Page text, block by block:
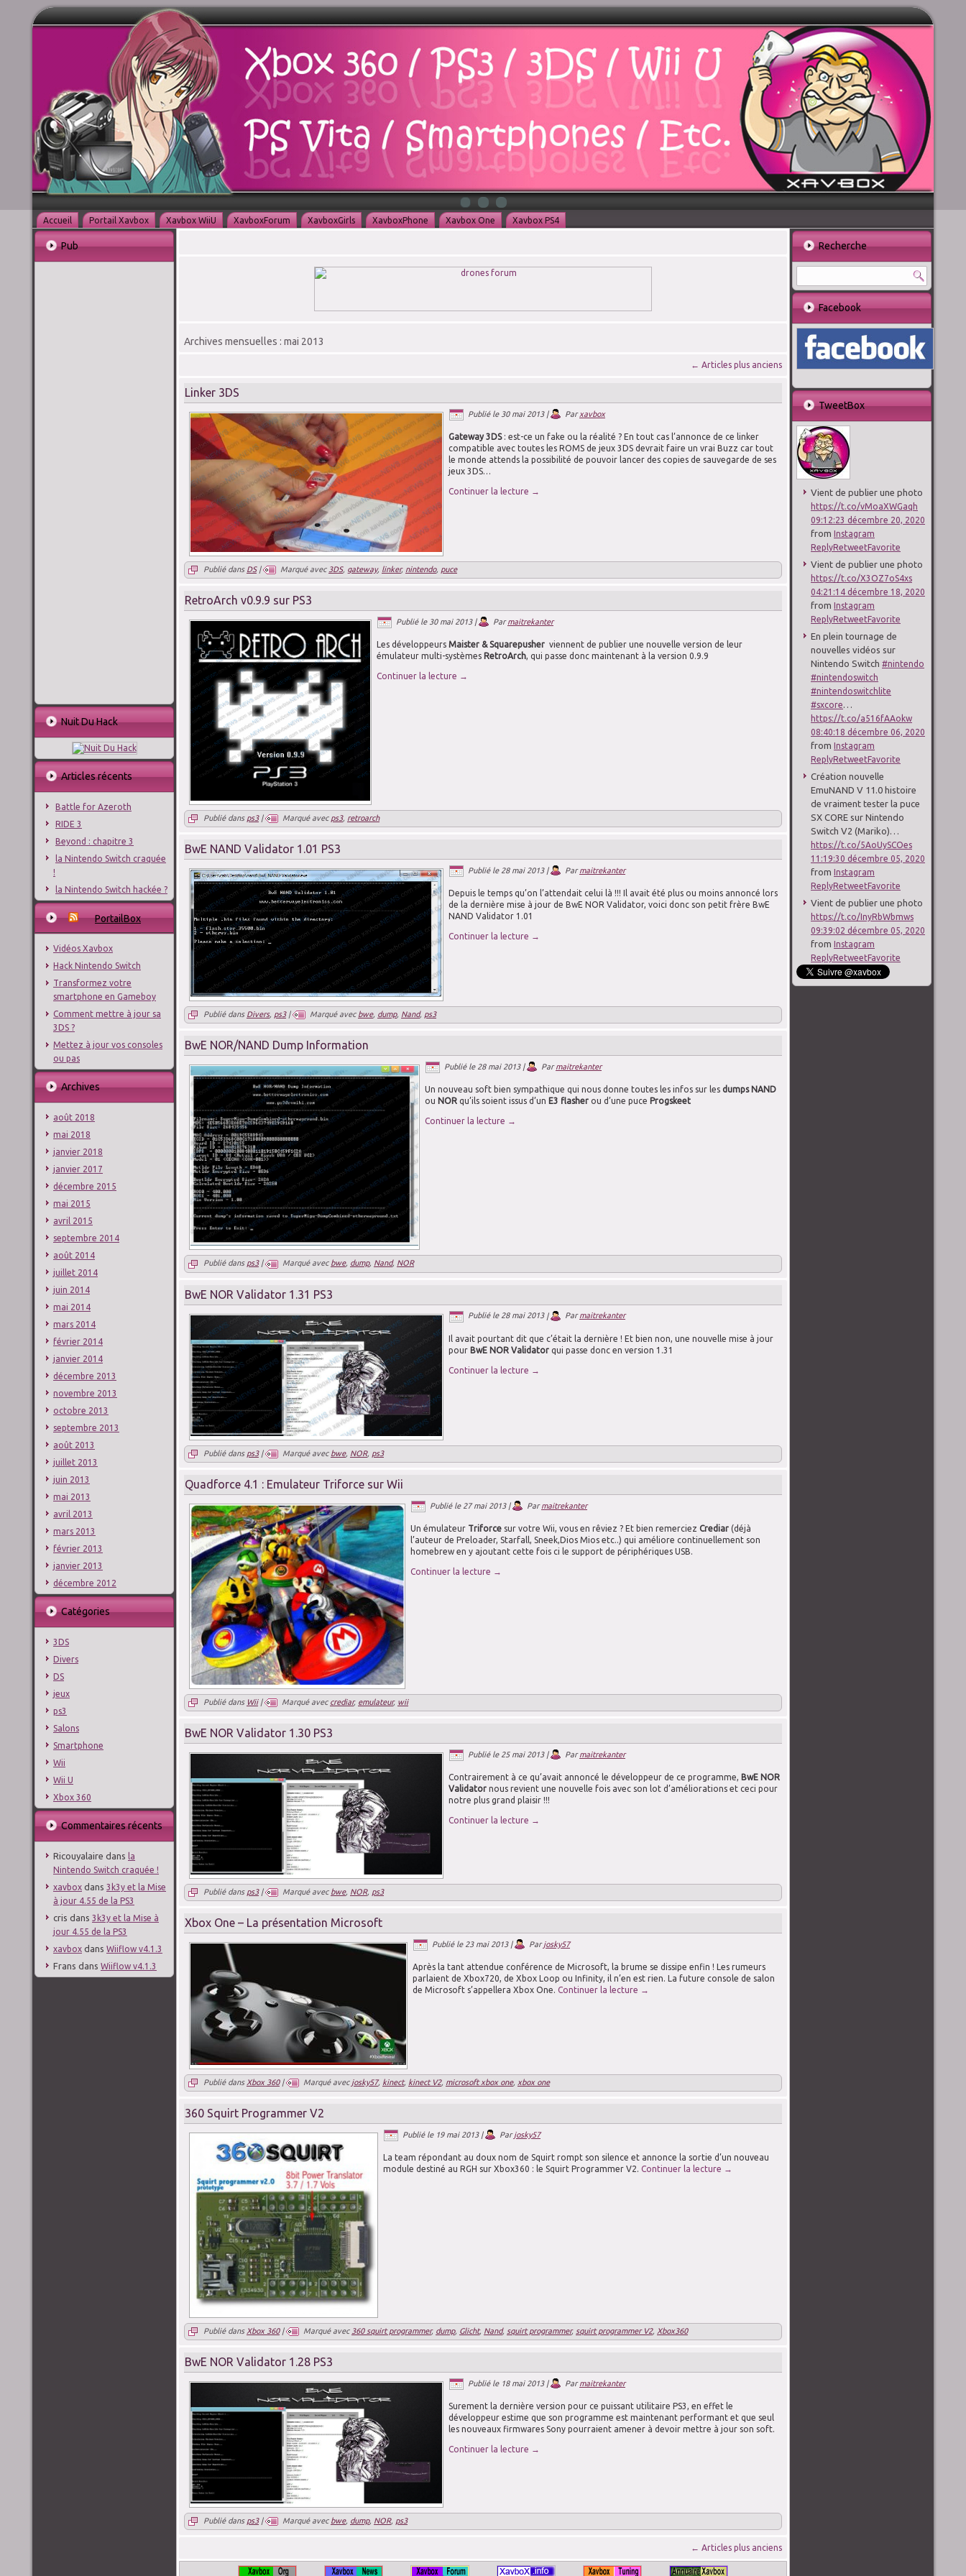
Accueil Portail Xavbox Xavbox WiiU XavboxForum XavboxGirls XavboxPhone Xavbox One Xavbox PS4
Pub
Nuit Du Hack
Articles récents
Battle for Azeroth
RIDE 3
Beyond : chapitre 3
la Nintendo Switch craquée
!
la Nintendo Switch hackée ?
PortailBox
Vidéos Xavbox
Hack Nintendo Switch
Transformez votre
smartphone en Gameboy
Comment mettre à jour sa
3DS ?
Mettez à jour vos consoles
ou pas
Archives
août 2018
mai 2018
janvier 2018
janvier 2017
décembre 2015
mai 2015
avril 2015
septembre 2014
août 2014
juillet 2014
juin 2014
mai 2014
mars 2014
février 2014
janvier 2014
décembre 2013
novembre 2013
octobre 2013
septembre 2013
août 2013
juillet 2013
juin 2013
mai 2013
avril 2013
mars 2013
février 2013
janvier 2013
décembre 2012
Catégories
3DS
Divers
DS
jeux
ps3
Salons
Smartphone
Wii
Wii U
Xbox 360
Commentaires récents
Ricouyalaire dans la
Nintendo Switch craquée !
xavbox dans 3k3y et la Mise
à jour 4.55 de la PS3
cris dans 3k3y et la Mise à
jour 4.55 de la PS3
xavbox dans Wiiflow v4.1.3
Frans dans Wiiflow v4.1.3
Archives mensuelles : mai 2013
← Articles plus anciens
Linker 3DS
Publié le 30 mai 2013| Par xavbox
Gateway 3DS: est-ce un fake ou la réalité ? En tout cas l’annonce de ce linker
compatible avec toutes les ROMS de jeux 3DS devrait faire un vrai Buzz car tout
le monde attends la possibilité de pouvoir lancer des copies de sauvegarde de ses
jeux 3DS…
Continuer la lecture →
Publié dans DS| Marqué avec 3DS, gateway, linker, nintendo, puce
RetroArch v0.9.9 sur PS3
Publié le 30 mai 2013| Par maitrekanter
Les développeurs Maister & Squarepusher viennent de publier une nouvelle version de leur
émulateur multi-systèmes RetroArch, qui passe donc maintenant à la version 0.9.9
Continuer la lecture →
Publié dans ps3| Marqué avec ps3, retroarch
BwE NAND Validator 1.01 PS3
Publié le 28 mai 2013| Par maitrekanter
Depuis le temps qu’on l’attendait celui là !!! Il avait été plus ou moins annoncé lors
de la dernière mise à jour de BwE NOR Validator, voici donc son petit frère BwE
NAND Validator 1.01
Continuer la lecture →
Publié dans Divers, ps3| Marqué avec bwe, dump, Nand, ps3
BwE NOR/NAND Dump Information
Publié le 28 mai 2013| Par maitrekanter
Un nouveau soft bien sympathique qui nous donne toutes les infos sur les dumps NAND
ou NOR qu’ils soient issus d’un E3 flasher ou d’une puce Progskeet
Continuer la lecture →
Publié dans ps3| Marqué avec bwe, dump, Nand, NOR
BwE NOR Validator 1.31 PS3
Publié le 28 mai 2013| Par maitrekanter
Il avait pourtant dit que c’était la dernière ! Et bien non, une nouvelle mise à jour
pour BwE NOR Validator qui passe donc en version 1.31
Continuer la lecture →
Publié dans ps3| Marqué avec bwe, NOR, ps3
Quadforce 4.1 : Emulateur Triforce sur Wii
Publié le 27 mai 2013| Par maitrekanter
Un émulateur Triforce sur votre Wii, vous en rêviez ? Et bien remerciez Crediar (déjà
l’auteur de Preloader, Starfall, Sneek,Dios Mios etc..) qui améliore continuellement son
homebrew en y ajoutant cette fois ci le support de périphériques USB.
Continuer la lecture →
Publié dans Wii| Marqué avec crediar, emulateur, wii
BwE NOR Validator 1.30 PS3
Publié le 25 mai 2013| Par maitrekanter
Contrairement à ce qu’avait annoncé le développeur de ce programme, BwE NOR
Validator nous revient une nouvelle fois avec son lot d’améliorations et ceci pour
notre plus grand plaisir !!!
Continuer la lecture →
Publié dans ps3| Marqué avec bwe, NOR, ps3
Xbox One – La présentation Microsoft
Publié le 23 mai 2013| Par josky57
Après la tant attendue conférence de Microsoft, la brume se dissipe enfin ! Les rumeurs
parlaient de Xbox720, de Xbox Loop ou Infinity, il n’en est rien. La future console de salon
de Microsoft s’appellera Xbox One. Continuer la lecture →
Publié dans Xbox 360| Marqué avec josky57, kinect, kinect V2, microsoft xbox one, xbox one
360 Squirt Programmer V2
Publié le 19 mai 2013| Par josky57
La team répondant au doux nom de Squirt rompt son silence et annonce la sortie d’un nouveau
module destiné au RGH sur Xbox360 : le Squirt Programmer V2. Continuer la lecture →
Publié dans Xbox 360| Marqué avec 360 squirt programmer, dump, Glicht, Nand, squirt programmer, squirt programmer V2, Xbox360
BwE NOR Validator 1.28 PS3
Publié le 18 mai 2013| Par maitrekanter
Surement la dernière version pour ce puissant utilitaire PS3, en effet le
développeur estime que son programme est maintenant performant et que seul
les nouveaux firmwares Sony pourraient amener à devoir mettre à jour son soft.
Continuer la lecture →
Publié dans ps3| Marqué avec bwe, dump, NOR, ps3
← Articles plus anciens
Recherche
Facebook
TweetBox
Vient de publier une photo
https://t.co/vMoaXWGaqh
09:12:23 décembre 20, 2020
from Instagram
ReplyRetweetFavorite
Vient de publier une photo
https://t.co/X3OZ7oS4xs
04:21:14 décembre 18, 2020
from Instagram
ReplyRetweetFavorite
En plein tournage de
nouvelles vidéos sur
Nintendo Switch #nintendo
#nintendoswitch
#nintendoswitchlite
#sxcore
https://t.co/a516fAAokw
08:40:18 décembre 06, 2020
from Instagram
ReplyRetweetFavorite
Création nouvelle
EmuNAND V 11.0 histoire
de vraiment tester la puce
SX CORE sur Nintendo
Switch V2 (Mariko)…
https://t.co/5AoUySCOes
11:19:30 décembre 05, 2020
from Instagram
ReplyRetweetFavorite
Vient de publier une photo
https://t.co/InyRbWbmws
09:39:02 décembre 05, 2020
from Instagram
ReplyRetweetFavorite